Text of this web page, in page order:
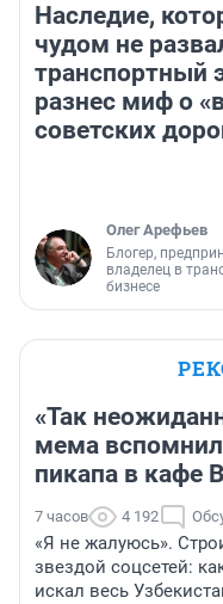
Наследие,
чудом не
транспортный
разнес миф о
советских
Олег Арефьев
Блогер,
владелец в
бизнесе
«Так
мема
пикапа в кафе
7 часов 4 192
«Я не жалуюсь».
звездой соцсетей:
искал весь